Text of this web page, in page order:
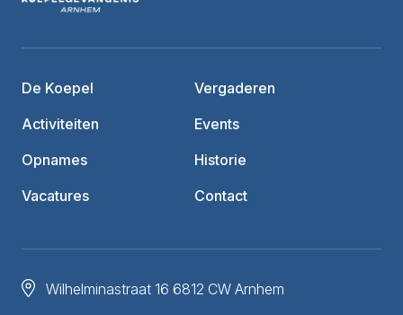
De Koepel
Vergaderen
Activiteiten
Events
Opnames
Historie
Vacatures
Contact
Wilhelminastraat 16 6812 CW Arnhem